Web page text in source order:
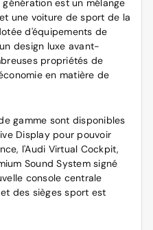
est un mélange
une voiture de sport de la
d'équipements de
design luxe avant-
propriétés de
en matière de
gamme sont disponibles
Display pour pouvoir
l'Audi Virtual Cockpit,
Sound System signé
console centrale
des sièges sport est